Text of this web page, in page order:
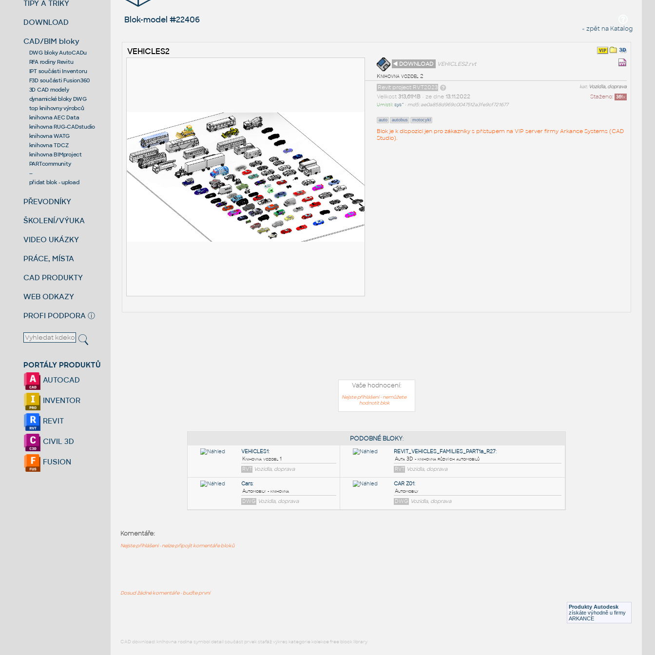
TIPY A TRIKY
DOWNLOAD
CAD/BIM bloky
DWG bloky AutoCADu
RFA rodiny Revitu
IPT součásti Inventoru
F3D součásti Fusion360
3D CAD modely
dynamické bloky DWG
top knihovny výrobců
knihovna AEC Data
knihovna RUG-CADstudio
knihovna WATG
knihovna TDCZ
knihovna BIMproject
PARTcommunity
--
přidat blok - upload
PŘEVODNÍKY
ŠKOLENÍ/VÝUKA
VIDEO UKÁZKY
PRÁCE, MÍSTA
CAD PRODUKTY
WEB ODKAZY
PROFI PODPORA ⓘ
PORTÁLY PRODUKTŮ
AUTOCAD
INVENTOR
REVIT
CIVIL 3D
FUSION
Blok-model #22406
« zpět na Katalog
VEHICLES2
◄ DOWNLOAD
VEHICLES2.rvt
Knihovna vozidel 2
kat: Vozidla, doprava
Revit project RVT2023
Staženo: 361x
Velikost 313,61MB• ze dne 13.11.2022
Umístil:sys^ • md5: ae0a858d969c0047512a3fe9cf721677
auto autobus motocykl
Blok je k dispozici jen pro zákazníky s přístupem na VIP server firmy Arkance Systems (CAD
Studio).
Vaše hodnocení:
Nejste přihlášeni - nemůžete
hodnotit blok
Produkty Autodesk
získáte výhodně u firmy
ARKANCE
Komentáře:
Nejste přihlášeni - nelze připojit komentáře bloků
Dosud žádné komentáře - buďte první
CAD download: knihovna rodina symbol detail součást prvek stafáž výkres kategorie kolekce free block library